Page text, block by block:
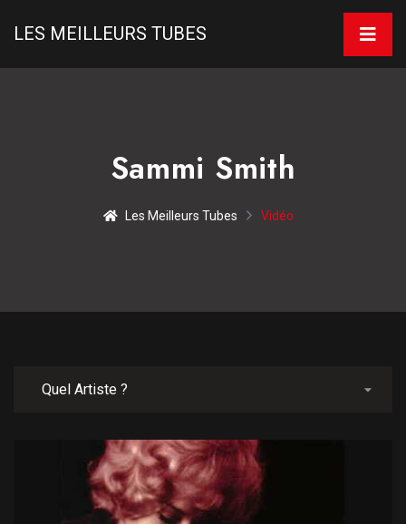
LES MEILLEURS TUBES
Sammi Smith
Les Meilleurs Tubes Vidéo